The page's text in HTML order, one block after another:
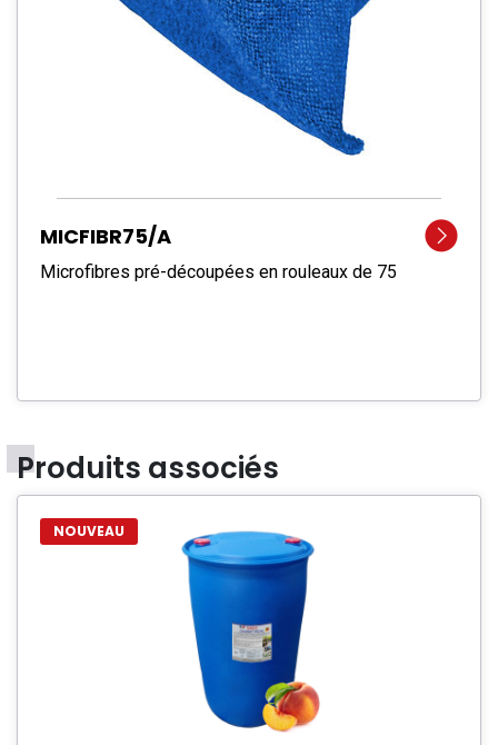
MICFIBR75/A
Microfibres pré-découpées en rouleaux de 75
Produits associés
NOUVEAU